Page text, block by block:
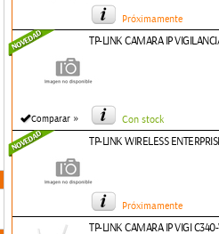
Próximamente
Comparar »
TP-LINK CAMARA IP
Con stock
TP-LINK WIRELESS
Próximamente
TP-LINK CAMARA IP VIGI